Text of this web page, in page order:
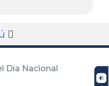
Día Nacional